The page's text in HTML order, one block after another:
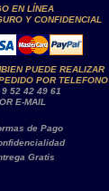
EN LÍNEA
Y CONFIDENCIAL
PUEDE REALIZAR
POR TELEFONO
9 52 42 49 61
E-MAIL
de Pago
Gratis